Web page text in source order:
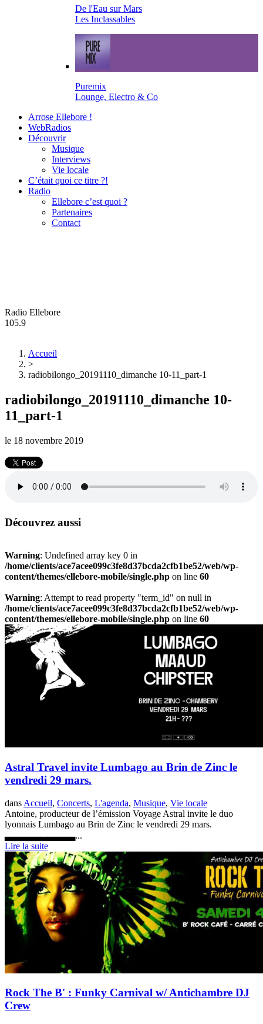
De l'Eau sur Mars
Les Inclassables
Puremix
Lounge, Electro & Co
Arrose Ellebore !
WebRadios
Découvrir
Musique
Interviews
Vie locale
C’était quoi ce titre ?!
Radio
Ellebore c’est quoi ?
Partenaires
Contact
Radio Ellebore
105.9
Accueil
>
radiobilongo_20191110_dimanche 10-11_part-1
radiobilongo_20191110_dimanche 10-
11_part-1
le 18 novembre 2019
Découvrez aussi
Warning: Undefined array key 0 in
/home/clients/ace7acee099c3fe8d37bcda2cfb1be52/web/wp-
content/themes/ellebore-mobile/single.php on line 60
Warning: Attempt to read property "term_id" on null in
/home/clients/ace7acee099c3fe8d37bcda2cfb1be52/web/wp-
content/themes/ellebore-mobile/single.php on line 60
Astral Travel invite Lumbago au Brin de Zinc le
vendredi 29 mars.
dans Accueil, Concerts, L'agenda, Musique, Vie locale
Antoine, producteur de l’émission Voyage Astral invite le duo
lyonnais Lumbago au Brin de Zinc le vendredi 29 mars.
▃▃▃▃▃▃▃▃▃▃...
Lire la suite
Rock The B' : Funky Carnival w/ Antichambre DJ
Crew